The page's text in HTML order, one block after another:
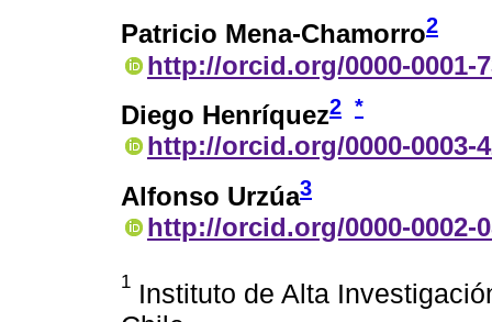
Patricio Mena-Chamorro2
http://orcid.org/0000-0001-
Diego Henríquez2 *
http://orcid.org/0000-0003-
Alfonso Urzúa3
http://orcid.org/0000-0002-
1 Instituto de Alta